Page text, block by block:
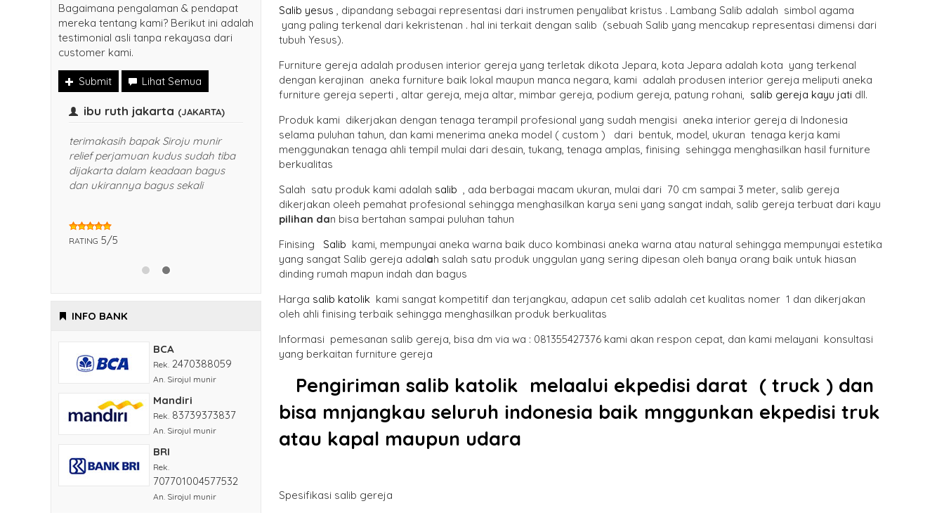
Salib yesus , dipandang sebagai representasi dari instrumen penyalibat kristus . Lambang Salib adalah simbol agama
yang paling terkenal dari kekristenan . hal ini terkait dengan salib (sebuah Salib yang mencakup representasi dimensi dari
tubuh Yesus).
Furniture gereja adalah produsen interior gereja yang terletak dikota Jepara, kota Jepara adalah kota yang terkenal
dengan kerajinan aneka furniture baik lokal maupun manca negara, kami adalah produsen interior gereja meliputi aneka
furniture gereja seperti , altar gereja, meja altar, mimbar gereja, podium gereja, patung rohani, salib gereja kayu jati dll.
Produk kami dikerjakan dengan tenaga terampil profesional yang sudah mengisi aneka interior gereja di Indonesia
selama puluhan tahun, dan kami menerima aneka model ( custom ) dari bentuk, model, ukuran tenaga kerja kami
menggunakan tenaga ahli tempil mulai dari desain, tukang, tenaga amplas, finising sehingga menghasilkan hasil furniture
berkualitas
Salah satu produk kami adalah salib , ada berbagai macam ukuran, mulai dari 70 cm sampai 3 meter, salib gereja
dikerjakan oleeh pemahat profesional sehingga menghasilkan karya seni yang sangat indah, salib gereja terbuat dari kayu
pilihan dan bisa bertahan sampai puluhan tahun
Finising
Salib kami, mempunyai aneka warna baik duco kombinasi aneka warna atau natural sehingga mempunyai estetika
yang sangat Salib gereja adalah salah satu produk unggulan yang sering dipesan oleh banya orang baik untuk hiasan
dinding rumah mapun indah dan bagus
Harga salib katolik kami sangat kompetitif dan terjangkau, adapun cet salib adalah cet kualitas nomer 1 dan dikerjakan
oleh ahli finising terbaik sehingga menghasilkan produk berkualitas
Informasi pemesanan salib gereja, bisa dm via wa : 081355427376 kami akan respon cepat, dan kami melayani konsultasi
yang berkaitan furniture gereja
Pengiriman salib katolik melaalui ekpedisi darat ( truck ) dan
bisa mnjangkau seluruh indonesia baik mnggunkan ekpedisi truk
atau kapal maupun udara
Spesifikasi salib gereja
Bagaimana pengalaman & pendapat
mereka tentang kami? Berikut ini adalah
testimonial asli tanpa rekayasa dari
customer kami.
Submit Lihat Semua
ibu ruth jakarta (JAKARTA)
terimakasih bapak Siroju munir
relief perjamuan kudus sudah tiba
dijakarta dalam keadaan bagus
dan ukirannya bagus sekali
RATING 5/5
INFO BANK
BCA
Rek. 2470388059
An. Sirojul munir
Mandiri
Rek. 83739373837
An. Sirojul munir
BRI
Rek.
707701004577532
An. Sirojul munir